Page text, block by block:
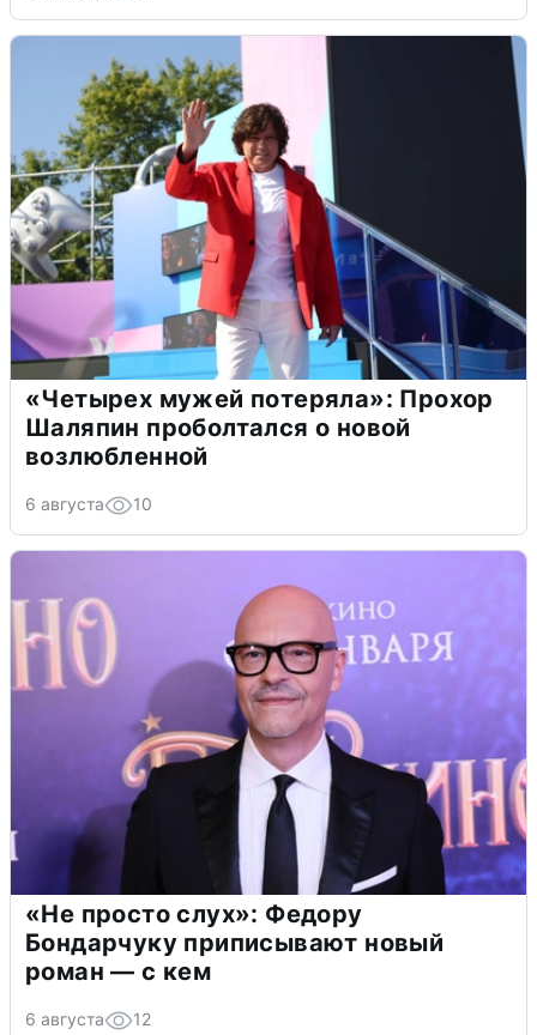
«Четырех мужей потеряла»: Прохор
Шаляпин проболтался о новой
возлюбленной
6 августа 10
«Не просто слух»: Федору
Бондарчуку приписывают новый
роман — с кем
6 августа 12